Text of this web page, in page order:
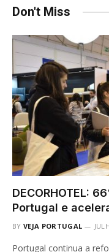
Don't Miss
DECORHOTEL:
Portugal e
BY VEJA PORTUGAL
Portugal continua a